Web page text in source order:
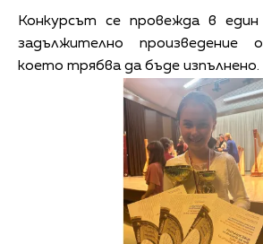
Конкурсът се провежда в
задължително произведение
което трябва да бъде изпълнено.